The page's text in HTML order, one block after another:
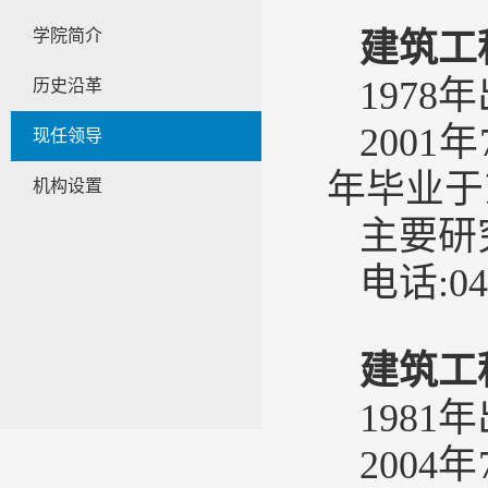
学院简介
历史沿革
现任领导
机构设置
建筑
1978
2001
年毕业
主要
电话
建筑
1981
2004